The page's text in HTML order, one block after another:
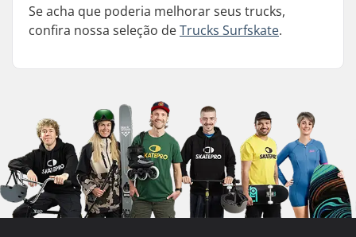
Se acha que poderia melhorar seus trucks,
confira nossa seleção deTrucks Surfskate.